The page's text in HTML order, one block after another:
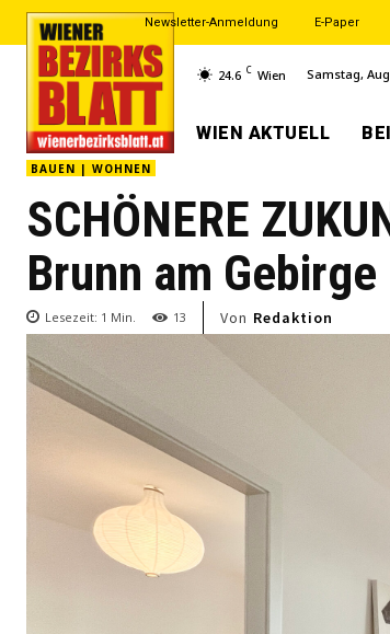
Newsletter-Anmeldung E-Paper
24.6 C Wien Samstag,
WIEN AKTUELL
BAUEN | WOHNEN
SCHÖNERE
Brunn am Gebirge
Lesezeit: 1 Min. 13 Von Redaktion